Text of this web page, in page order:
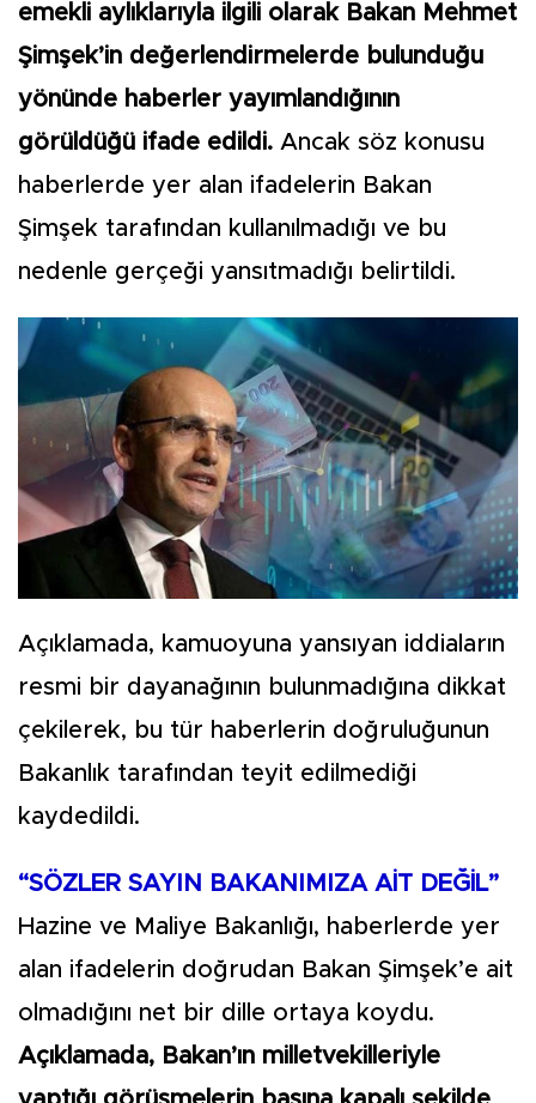
emekli aylıklarıyla ilgili olarak Bakan Mehmet
Şimşek’in değerlendirmelerde bulunduğu
yönünde haberler yayımlandığının
görüldüğü ifade edildi. Ancak söz konusu
haberlerde yer alan ifadelerin Bakan
Şimşek tarafından kullanılmadığı ve bu
nedenle gerçeği yansıtmadığı belirtildi.
Açıklamada, kamuoyuna yansıyan iddiaların
resmi bir dayanağının bulunmadığına dikkat
çekilerek, bu tür haberlerin doğruluğunun
Bakanlık tarafından teyit edilmediği
kaydedildi.
“SÖZLER SAYIN BAKANIMIZA AİT DEĞİL”
Hazine ve Maliye Bakanlığı, haberlerde yer
alan ifadelerin doğrudan Bakan Şimşek’e ait
olmadığını net bir dille ortaya koydu.
Açıklamada, Bakan’ın milletvekilleriyle